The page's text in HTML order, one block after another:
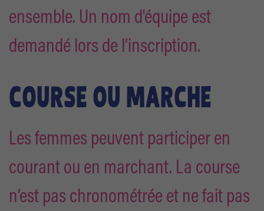
ensemble. Un nom d'équipe est
demandé lors de l’inscription.
COURSE OU MARCHE
Les femmes peuvent participer en
courant ou en marchant. La course
n’est pas chronométrée et ne fait pas